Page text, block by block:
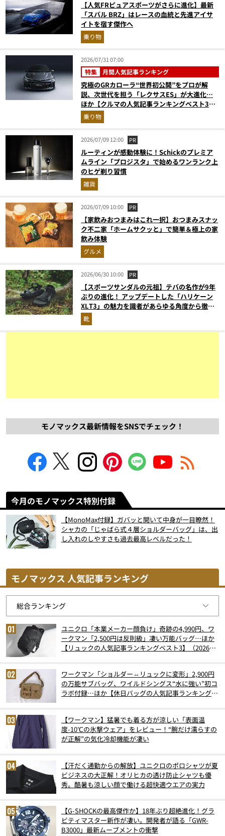
【人気FRピュアスポーツがさらに進化】最新
「スバル BRZ」はレースの血統と先進アイサ
イトを宿す傑作へ
乗り物
2026/07/31 07:00
特集 月間人気記事ランキング
究極のGRカローラ“世界初公開”をプロが解
説、次世代を担う「レクサスES」が大進化…
ほか【クルマの人気記事ランキングベスト3】
（2026年6月版）
乗り物
2026/07/09 12:00 PR
ルーティンが感動体験に！Schickのプレミア
ムライン「プロジスタ」で始めるワンランク上
のヒゲ剃り習慣
雑貨
2026/07/09 10:00 PR
【家飲みおつまみはこれ一択】おつまみスナッ
ク不二家「ホームサクッと」で簡単＆極上の家
飲み体験
グルメ
2026/06/30 10:00 PR
【スポーツサンダルの元祖】テバの名作が9年
ぶりの進化！ アップデートした「ハリケーン
XLT3」の魅力を識者があらゆる角度から徹底
解説！
靴
モノマックス最新情報をSNSでチェック！
今月のモノマックス特別付録
【MonoMax付録】ガバッと開いて中身が一目瞭然！
シャカの「じゃばら式４層ショルダーバッグ」は、出
し入れのしやすさも過去最高レベルだった！
モノマックス 人気記事ランキング
ユニクロ「本業メーカー顔負け」奇跡の4,990円、ワ
ークマン「2,500円は反則級」凄い万能バッグ…ほか
【リュックの人気記事ランキングベスト3】（2026年
ワークマン「ショルダー⇔リュックに変形」2,900円
の万能サブバッグ、ワイルドシングス“水に強い”初コ
ラボ付録…ほか【休日バッグの人気記事ランキングベ
【ワークマン】猛暑でも着る方が涼しい「表面温
度-10℃の氷撃ウェア」をレビュー！“腕だけ濡らすの
が正解”の気化冷却機能が凄い
【汗だく通勤からの解放】ユニクロのポロシャツが夏
ビジネスの大正解！オリヒカの透け防止シャツも優
秀。酷暑も涼しい顔で働ける超快適ウエアの実力
【G-SHOCKの最高傑作か】18年ぶり超絶進化！グラ
ビティマスター新作が凄い。開発者が語る「GWR-
B3000」最新ムーブメントの衝撃